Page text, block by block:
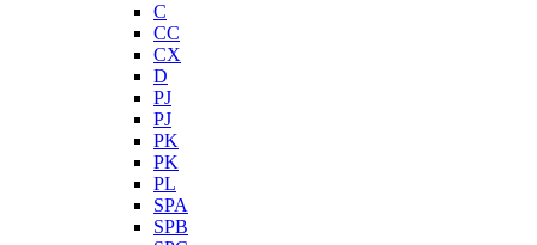
C
CC
CX
D
PJ
PJ
PK
PK
PL
SPA
SPB